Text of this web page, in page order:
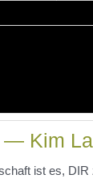
— Kim
ist es, DIR